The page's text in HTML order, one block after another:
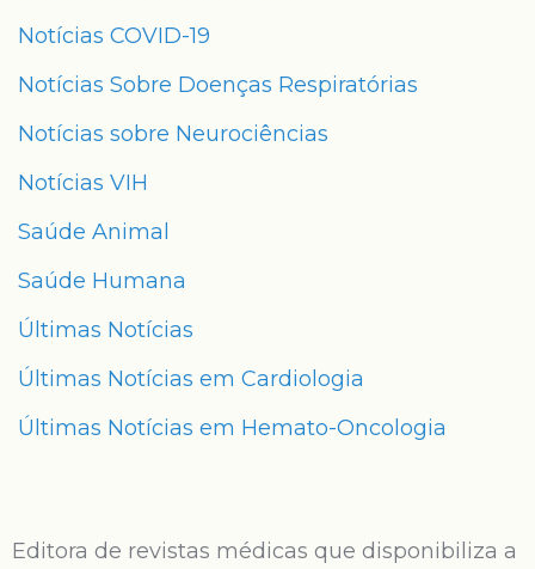
Notícias COVID-19
Notícias Sobre Doenças Respiratórias
Notícias sobre Neurociências
Notícias VIH
Saúde Animal
Saúde Humana
Últimas Notícias
Últimas Notícias em Cardiologia
Últimas Notícias em Hemato-Oncologia
Editora de revistas médicas que disponibiliza a